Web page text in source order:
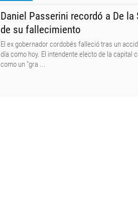
Daniel Passerini recordó a De la
de su fallecimiento
El ex gobernador cordobés falleció tras un
día como hoy. El intendente electo de la capital
como un "gra ...